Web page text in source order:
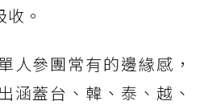
。
人參團常有的邊緣感，
涵蓋台、韓、泰、越、